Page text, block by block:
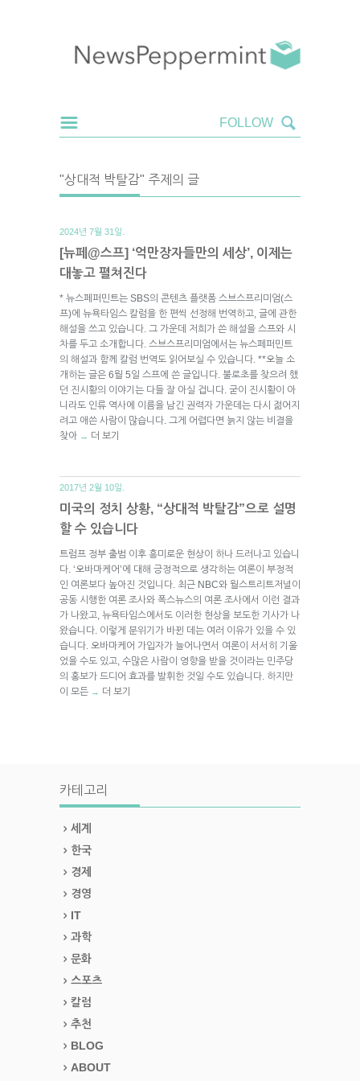
"상대적 박탈감" 주제의 글
2024년 7월 31일.
[뉴페@스프] ‘억만장자들만의 세상’, 이제는
대놓고 펼쳐진다
* 뉴스페퍼민트는 SBS의 콘텐츠 플랫폼 스브스프리미엄(스
프)에 뉴욕타임스 칼럼을 한 편씩 선정해 번역하고, 글에 관한
해설을 쓰고 있습니다. 그 가운데 저희가 쓴 해설을 스프와 시
차를 두고 소개합니다. 스브스프리미엄에서는 뉴스페퍼민트
의 해설과 함께 칼럼 번역도 읽어보실 수 있습니다. **오늘 소
개하는 글은 6월 5일 스프에 쓴 글입니다. 불로초를 찾으려 했
던 진시황의 이야기는 다들 잘 아실 겁니다. 굳이 진시황이 아
니라도 인류 역사에 이름을 남긴 권력자 가운데는 다시 젊어지
려고 애쓴 사람이 많습니다. 그게 어렵다면 늙지 않는 비결을
찾아 → 더 보기
2017년 2월 10일.
미국의 정치 상황, “상대적 박탈감”으로 설명
할 수 있습니다
트럼프 정부 출범 이후 흥미로운 현상이 하나 드러나고 있습니
다. ‘오바마케어’에 대해 긍정적으로 생각하는 여론이 부정적
인 여론보다 높아진 것입니다. 최근 NBC와 월스트리트저널이
공동 시행한 여론 조사와 폭스뉴스의 여론 조사에서 이런 결과
가 나왔고, 뉴욕타임스에서도 이러한 현상을 보도한 기사가 나
왔습니다. 이렇게 분위기가 바뀐 데는 여러 이유가 있을 수 있
습니다. 오바마케어 가입자가 늘어나면서 여론이 서서히 기울
었을 수도 있고, 수많은 사람이 영향을 받을 것이라는 민주당
의 홍보가 드디어 효과를 발휘한 것일 수도 있습니다. 하지만
이 모든 → 더 보기
카테고리
세계
한국
경제
경영
IT
과학
문화
스포츠
칼럼
추천
BLOG
ABOUT